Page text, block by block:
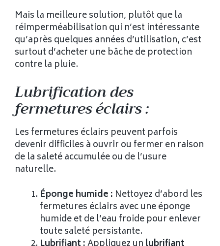
Mais la meilleure solution, plutôt que la
réimperméabilisation qui n’est intéressante
qu’après quelques années d’utilisation, c’est
surtout d’acheter une bâche de protection
contre la pluie.
Lubrification des
fermetures éclairs :
Les fermetures éclairs peuvent parfois
devenir difficiles à ouvrir ou fermer en raison
de la saleté accumulée ou de l’usure
naturelle.
Éponge humide : Nettoyez d’abord les
fermetures éclairs avec une éponge
humide et de l’eau froide pour enlever
toute saleté persistante.